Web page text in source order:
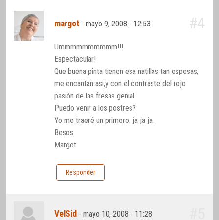
margot -mayo 9, 2008 - 12:53 #4
Ummmmmmmmmm!!!
Espectacular!
Que buena pinta tienen esa natillas tan espesas,
me encantan asi,y con el contraste del rojo
pasión de las fresas genial.
Puedo venir a los postres?
Yo me traeré un primero. ja ja ja.
Besos
Margot
Responder
VelSid -mayo 10, 2008 - 11:28